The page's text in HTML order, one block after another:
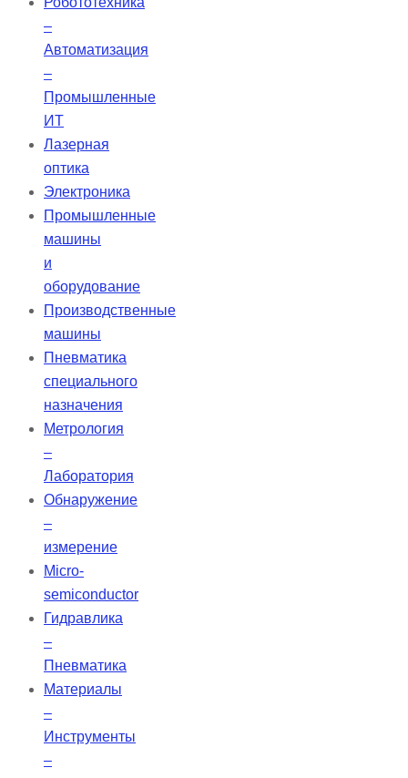
–
Автоматизация
–
Промышленные
ИТ
Лазерная
оптика
Электроника
Промышленные
машины
и
оборудование
Производственные
машины
Пневматика
специального
назначения
Метрология
–
Лаборатория
Обнаружение
–
измерение
Micro-
semiconductor
Гидравлика
–
Пневматика
Материалы
–
Инструменты
–